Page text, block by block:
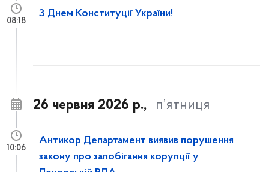
З Днем Конституції України!
08:18
26 червня 2026 р., п’ятниця
Антикор Департамент виявив порушення
закону про запобігання корупції у
10:06